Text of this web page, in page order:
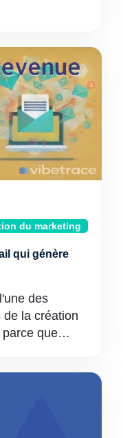
du marketing
qui génère
des
la création
parce que…